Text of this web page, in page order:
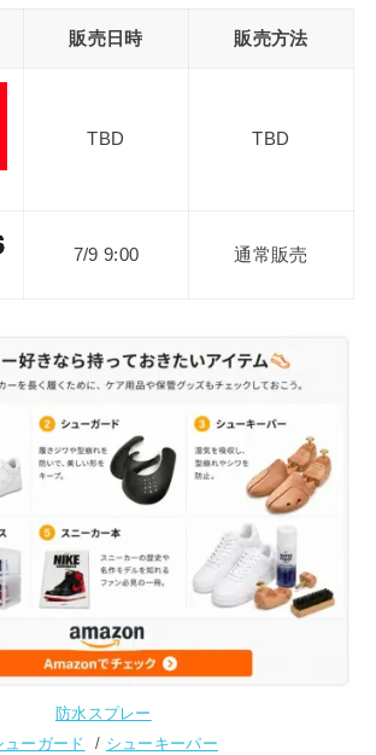
販売日時 販売方法
TBD TBD
7/9 9:00 通常販売
防水スプレー
ューガード
/ シューキーパー